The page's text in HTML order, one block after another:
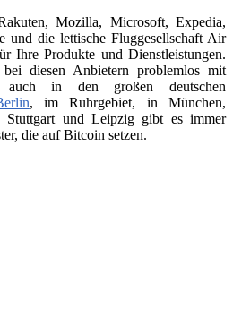
Mozilla, Microsoft, Expedia,
und die lettische Fluggesellschaft Air
Ihre Produkte und Dienstleistungen.
diesen Anbietern problemlos mit
in den großen deutschen
, im Ruhrgebiet, in München,
und Leipzig gibt es immer
die auf Bitcoin setzen.